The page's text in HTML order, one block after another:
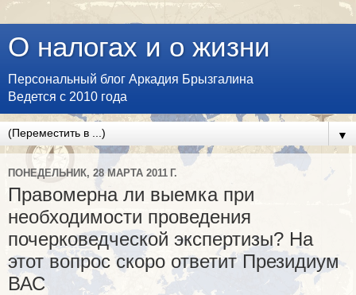
О налогах и о жизни
Персональный блог Аркадия Брызгалина
Ведется с 2010 года
▼
ПОНЕДЕЛЬНИК, 28 МАРТА 2011 Г.
Правомерна ли выемка при
необходимости проведения
почерковедческой экспертизы? На
этот вопрос скоро ответит Президиум
ВАС